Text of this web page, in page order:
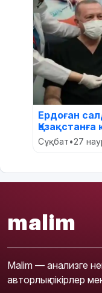
Ердоған
Сұқбат•27
malim
Malim — анализге
авторлық пікірлер